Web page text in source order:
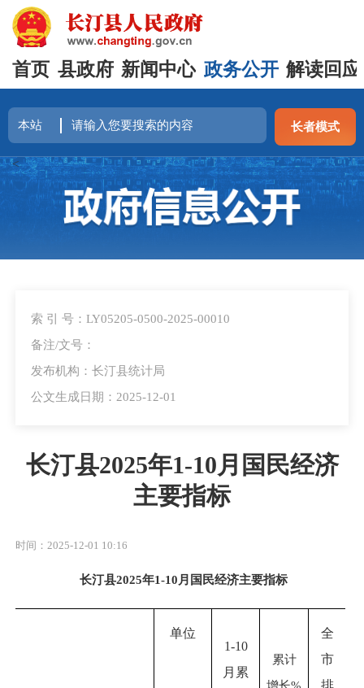
首页 县政府 新闻中心 政务公开 解读回应
长者模式
<
索 引 号：LY05205-0500-2025-00010
备注/文号：
发布机构：长汀县统计局
公文生成日期：2025-12-01
长汀县2025年1-10月国民经济
主要指标
时间：2025-12-01 10:16
长汀县2025年1-10月国民经济主要指标
单位
1-10
月累
累计
增长%
全
市
排